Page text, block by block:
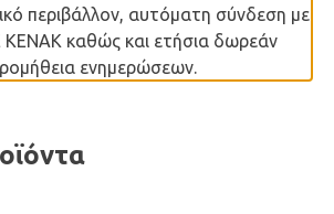
περιβάλλον, αυτόματη σύνδεση με
ΚΕΝΑΚ καθώς και ετήσια δωρεάν
ενημερώσεων.